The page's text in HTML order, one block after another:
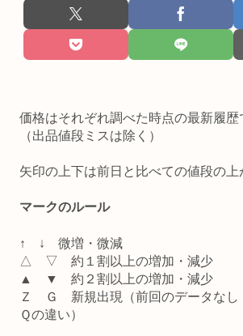
価格はそれぞれ調べた時点の最新履歴
（出品値段ミスは除く）
矢印の上下は前日と比べての値段の上
マークのルール
↑ ↓ 微増・微減
△ ▽ 約１割以上の増加・減少
▲ ▼ 約２割以上の増加・減少
Ｚ Ｇ 新規出現（前回のデータなし
Ｑの違い）